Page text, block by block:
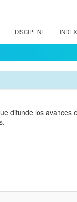
DISCIPLINE
difunde los avances